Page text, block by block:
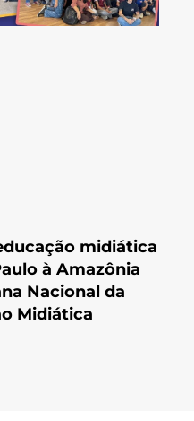
midiática
à Amazônia
Nacional da
Midiática